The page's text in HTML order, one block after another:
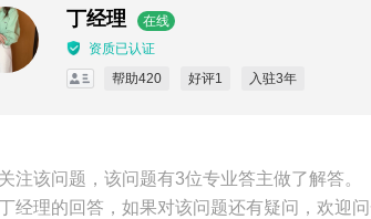
丁经理
在线
资质已认证
帮助420
好评1 入驻3年
注该问题，该问题有3位专业答主做了解答。
经理的回答，如果对该问题还有疑问，欢迎问